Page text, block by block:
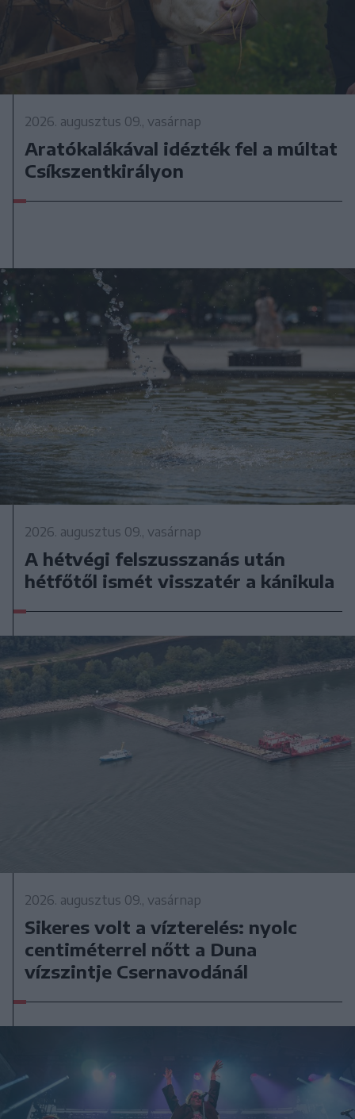
2026. augusztus 09., vasárnap
Aratókalákával idézték fel a múltat
Csíkszentkirályon
2026. augusztus 09., vasárnap
A hétvégi felszusszanás után
hétfőtől ismét visszatér a kánikula
2026. augusztus 09., vasárnap
Sikeres volt a vízterelés: nyolc
centiméterrel nőtt a Duna
vízszintje Csernavodánál